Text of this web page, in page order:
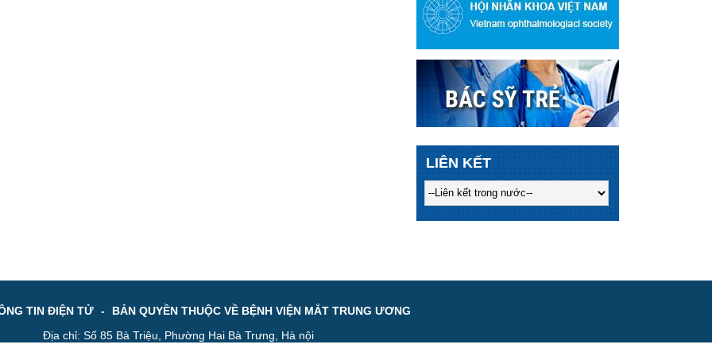
LIÊN KẾT
TIN ĐIỆN TỬ -
BẢN QUYỀN THUỘC VỀ BỆNH VIỆN MẮT TRUNG ƯƠNG
Địa chỉ: Số 85 Bà Triệu, Phường Hai Bà Trưng, Hà nội